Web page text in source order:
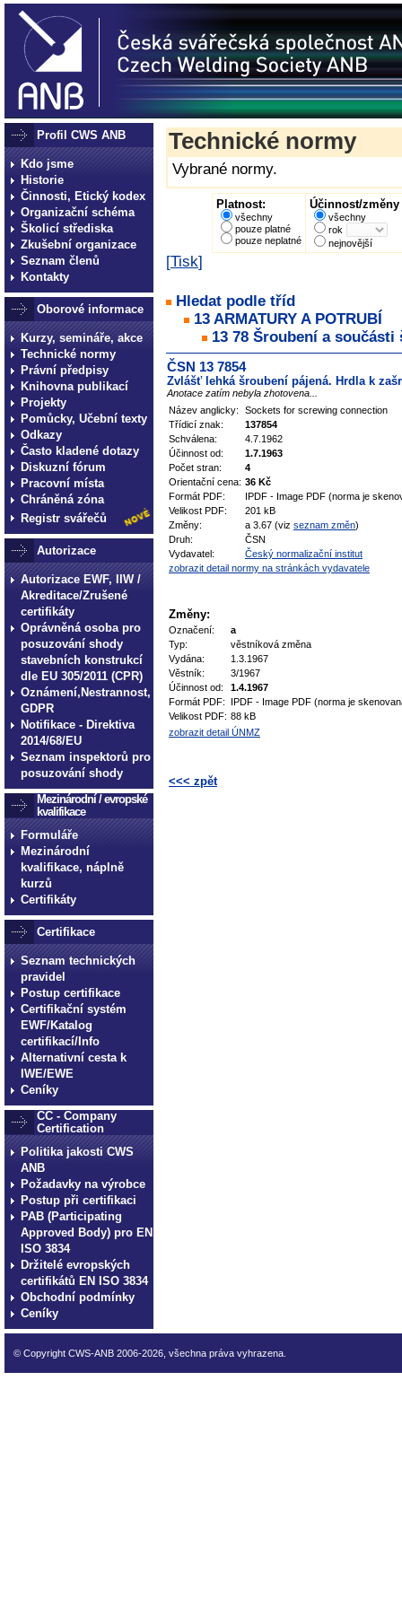
Profil CWS ANB
Kdo jsme
Historie
Činnosti, Etický kodex
Organizační schéma
Školicí střediska
Zkušební organizace
Seznam členů
Kontakty
Oborové informace
Kurzy, semináře, akce
Technické normy
Právní předpisy
Knihovna publikací
Projekty
Pomůcky, Učební texty
Odkazy
Často kladené dotazy
Diskuzní fórum
Pracovní místa
Chráněná zóna
Registr svářečů
Autorizace
Autorizace EWF, IIW /
Akreditace/Zrušené
certifikáty
Oprávněná osoba pro
posuzování shody
stavebních konstrukcí
dle EU 305/2011 (CPR)
Oznámení,Nestrannost,
GDPR
Notifikace - Direktiva
2014/68/EU
Seznam inspektorů pro
posuzování shody
Mezinárodní / evropské
kvalifikace
Formuláře
Mezinárodní
kvalifikace, náplně
kurzů
Certifikáty
Certifikace
Seznam technických
pravidel
Postup certifikace
Certifikační systém
EWF/Katalog
certifikací/Info
Alternativní cesta k
IWE/EWE
Ceníky
CC - Company
Certification
Politika jakosti CWS
ANB
Požadavky na výrobce
Postup při certifikaci
PAB (Participating
Approved Body) pro EN
ISO 3834
Držitelé evropských
certifikátů EN ISO 3834
Obchodní podmínky
Ceníky
Technické normy
Vybrané normy.
Platnost:
všechny
pouze platné
pouze neplatné
Účinnost/změny
všechny
rok
nejnovější
[Tisk]
Hledat podle tříd
13 ARMATURY A POTRUBÍ
13 78 Šroubení a součásti
ČSN 13 7854
Zvlášť lehká šroubení pájená. Hrdla k
Anotace zatím nebyla zhotovena...
Název anglicky:
Sockets for screwing connection
Třídicí znak:
137854
Schválena:
4.7.1962
Účinnost od:
1.7.1963
Počet stran:
4
Orientační cena: 36 Kč
Formát PDF:
IPDF - Image PDF (norma je
Velikost PDF:
201 kB
Změny:
a 3.67 (viz seznam změn)
Druh:
ČSN
Vydavatel:
Český normalizační institut
zobrazit detail normy na stránkách vydavatele
Změny:
Označení:
a
Typ:
věstníková změna
Vydána:
1.3.1967
Věstník:
3/1967
Účinnost od:
1.4.1967
Formát PDF:
IPDF - Image PDF (norma je
Velikost PDF: 88 kB
zobrazit detail ÚNMZ
<<< zpět
© Copyright CWS-ANB 2006-2026, všechna práva vyhrazena.